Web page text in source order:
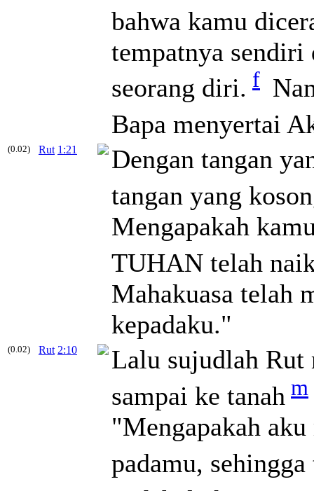
bahwa kamu
tempatnya
seorang diri. f
Bapa menyertai
(0.02) Rut 1:21
Dengan tangan
tangan yang
Mengapakah
TUHAN telah
Mahakuasa telah
kepadaku."
(0.02) Rut 2:10
Lalu sujudlah Rut
sampai ke tanah m
"Mengapakah
padamu,